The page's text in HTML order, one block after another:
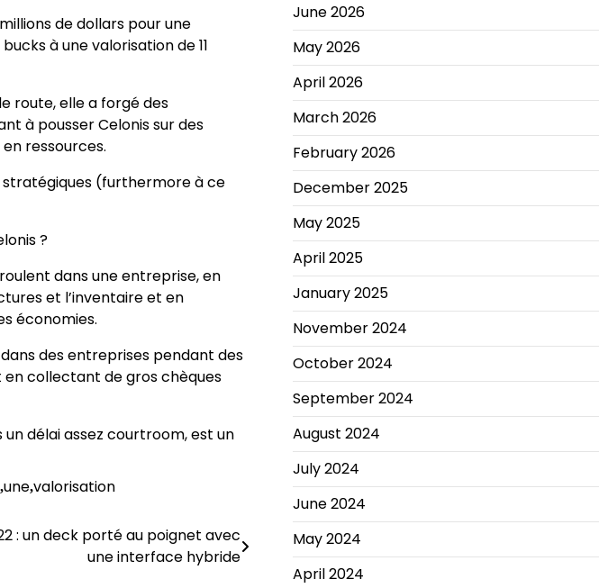
de dollars pour une
à une valorisation de 11
route, elle a forgé des
à pousser Celonis sur des
ressources.
(furthermore à ce
?
dans une entreprise, en
et l’inventaire et en
économies.
des entreprises pendant des
en collectant de gros chèques
délai assez courtroom, est un
,une,valorisation
: un deck porté au poignet avec
une interface hybride
June 2026
May 2026
April 2026
March 2026
February 2026
December 2025
May 2025
April 2025
January 2025
November 2024
October 2024
September 2024
August 2024
July 2024
June 2024
May 2024
April 2024